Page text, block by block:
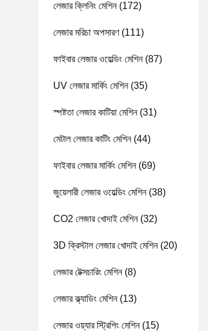
লেজার ক্লিনিং মেশিন(172)
লেজার মরিচা অপসারণ(111)
ফাইবার লেজার ওয়েল্ডিং মেশিন(87)
UV লেজার মার্কিং মেশিন(35)
স্পষ্টতা লেজার কাটিয়া মেশিন(31)
মেটাল লেজার কাটিং মেশিন(44)
ফাইবার লেজার মার্কিং মেশিন(69)
জুয়েলারী লেজার ওয়েল্ডিং মেশিন(38)
CO2 লেজার খোদাই মেশিন(32)
3D ক্রিস্টাল লেজার খোদাই মেশিন(20)
লেজার টেক্সচারিং মেশিন(8)
লেজার ক্ল্যাডিং মেশিন(13)
লেজার ওয়্যার স্ট্রিপিং মেশিন(15)